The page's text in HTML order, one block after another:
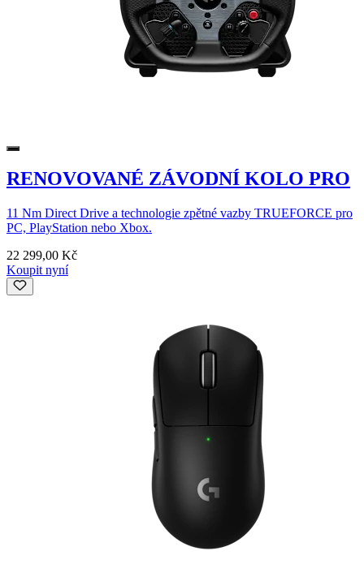
RENOVOVANÉ ZÁVODNÍ KOLO PRO
11 Nm Direct Drive a technologie zpětné vazby TRUEFORCE pro
PC, PlayStation nebo Xbox.
22 299,00 Kč
Koupit nyní